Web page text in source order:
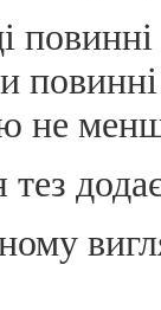
не